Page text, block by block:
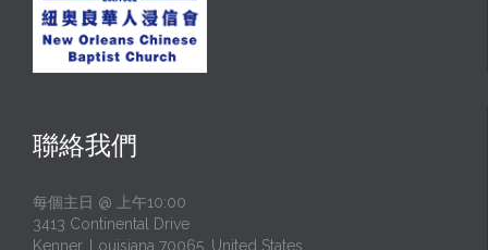
聯絡我們
每個主日 @ 上午10:00
3413 Continental Drive
Kenner, Louisiana 70065, United States